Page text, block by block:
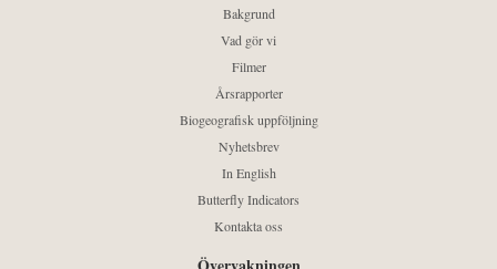
Bakgrund
Vad gör vi
Filmer
Årsrapporter
Biogeografisk uppföljning
Nyhetsbrev
In English
Butterfly Indicators
Kontakta oss